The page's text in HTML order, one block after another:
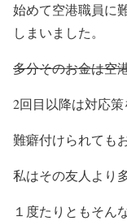
始めて空港職員に
しまいました。
多分そのお金は空
2回目以降は対応
難癖付けられても
私はその友人より
１度たりともそん